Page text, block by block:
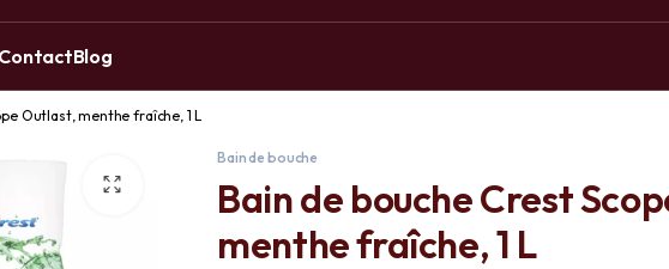
ContactBlog
Outlast, menthe fraîche, 1 L
Bain de bouche
Bain de bouche Crest
menthe fraîche, 1 L